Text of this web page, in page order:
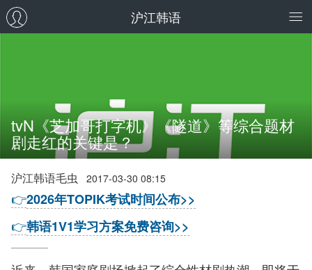
沪江韩语
tvN《芝加哥打字机》《隧道》等综合题材
剧走红的关键是？
沪江韩语毛虫 2017-03-30 08:15
👉2026年TOPIK考试时间公布>>
👉韩语1V1学习方案免费咨询>>